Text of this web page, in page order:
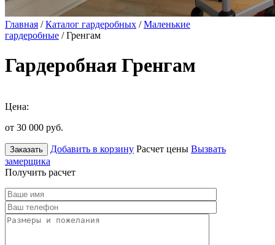
Главная /Каталог гардеробных /Маленькие
гардеробные / Гренгам
Гардеробная Гренгам
Цена:
от 30 000 руб.
Заказать Добавить в корзину Расчет цены Вызвать
замерщика
Получить расчет